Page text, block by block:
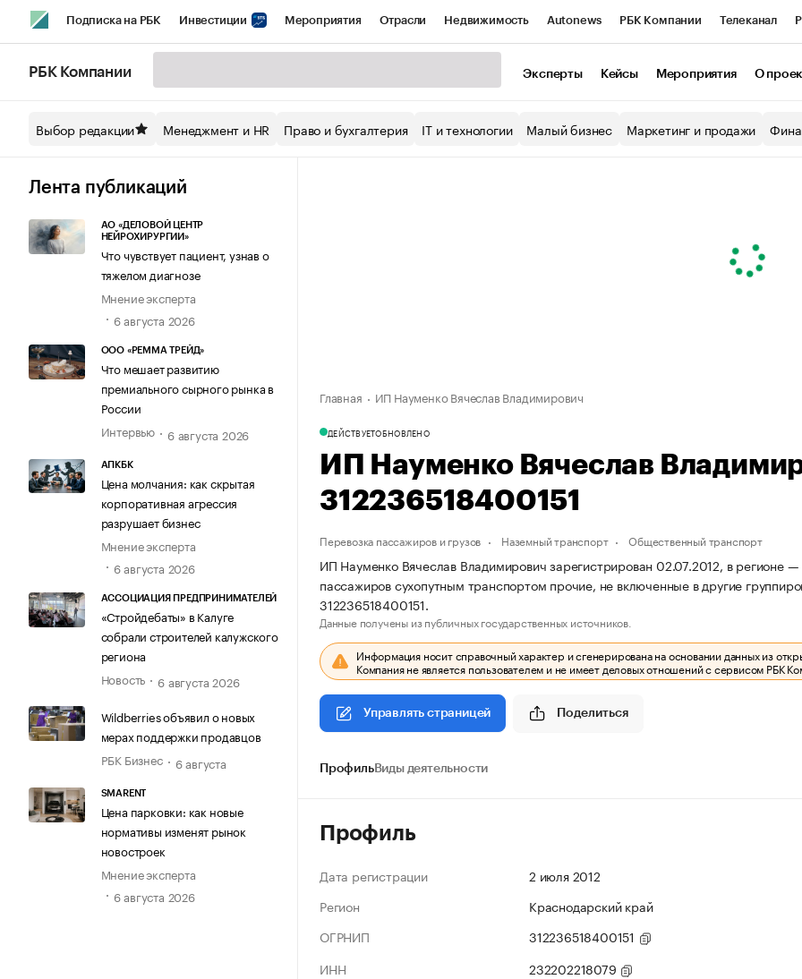
Подписка на РБК Инвестиции Мероприятия Отрасли Недвижимость Autonews РБК Компании Телеканал
Спецпроекты СПб Конференции СПб Спецпроекты Экономика Бизнес
Технологии и медиа
РБК Компании Эксперты Кейсы Мероприятия О
Выбор редакции Менеджмент и HR Право и бухгалтерия IT и технологии Малый бизнес Маркетинг и продажи
Лента публикаций
АО «ДЕЛОВОЙ ЦЕНТР
НЕЙРОХИРУРГИИ»
Что чувствует пациент, узнав о
тяжелом диагнозе
Мнение эксперта
6 августа 2026
ООО «РЕММА ТРЕЙД»
Что мешает развитию
премиального сырного рынка в
России
Интервью
6 августа 2026
АПКБК
Цена молчания: как скрытая
корпоративная агрессия
разрушает бизнес
Мнение эксперта
6 августа 2026
АССОЦИАЦИЯ ПРЕДПРИНИМАТЕЛЕЙ
«Стройдебаты» в Калуге
собрали строителей калужского
региона
Новость
6 августа 2026
Wildberries объявил о новых
мерах поддержки продавцов
РБК Бизнес
6 августа
SMARENT
Цена парковки: как новые
нормативы изменят рынок
новостроек
Мнение эксперта
6 августа 2026
Главная ИП Науменко Вячеслав Владимирович
ДЕЙСТВУЕТОБНОВЛЕНО
ИП Науменко Вячеслав
312236518400151
Перевозка пассажиров и грузов Наземный транспорт Общественный транспорт
ИП Науменко Вячеслав Владимирович зарегистрирован 02.07.2012, в регионе
пассажиров сухопутным транспортом прочие, не включенные в другие
312236518400151.
Данные получены из публичных государственных источников.
Информация носит справочный характер и сгенерирована на основании данных из
Компания не является пользователем и не имеет деловых отношений с сервисом РБК
Управлять страницей Поделиться
ПрофильВиды деятельности
Профиль
Дата регистрации
2 июля 2012
Регион
Краснодарский край
ОГРНИП
312236518400151
ИНН
232202218079